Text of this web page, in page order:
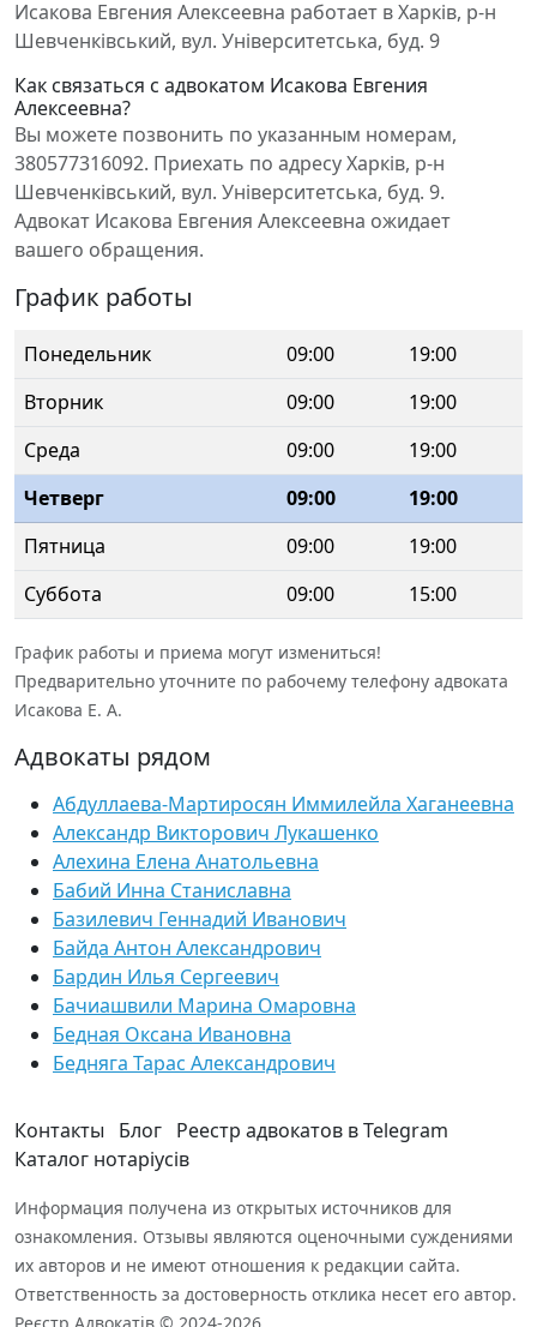
Исакова Евгения Алексеевна работает в Харків, р-н
Шевченківський, вул. Університетська, буд. 9
Как связаться с адвокатом Исакова Евгения
Алексеевна?
Вы можете позвонить по указанным номерам,
380577316092. Приехать по адресу Харків, р-н
Шевченківський, вул. Університетська, буд. 9.
Адвокат Исакова Евгения Алексеевна ожидает
вашего обращения.
График работы
Понедельник 09:00
19:00
Вторник
09:00
19:00
Среда
09:00
19:00
Четверг
09:00
19:00
Пятница
09:00
19:00
Суббота
09:00 15:00
График работы и приема могут измениться!
Предварительно уточните по рабочему телефону адвоката
Исакова Е. А.
Адвокаты рядом
Абдуллаева-Мартиросян Иммилейла Хаганеевна
Александр Викторович Лукашенко
Алехина Елена Анатольевна
Бабий Инна Станиславна
Базилевич Геннадий Иванович
Байда Антон Александрович
Бардин Илья Сергеевич
Бачиашвили Марина Омаровна
Бедная Оксана Ивановна
Бедняга Тарас Александрович
Контакты Блог Реестр адвокатов в Telegram
Каталог нотаріусів
Информация получена из открытых источников для
ознакомления. Отзывы являются оценочными суждениями
их авторов и не имеют отношения к редакции сайта.
Ответственность за достоверность отклика несет его автор.